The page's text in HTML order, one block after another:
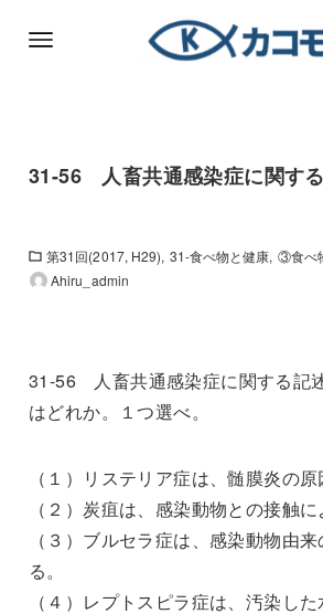
31-56 人畜共通感染症に関する
第31回(2017, H29) 31-食べ物と健康 ③食べ
Ahiru_admin
31-56 人畜共通感染症に関する記
はどれか。１つ選べ。
（１）リステリア症は、髄膜炎の原
（２）炭疽は、感染動物との接触に
（３）ブルセラ症は、感染動物由
る。
（４）レプトスピラ症は、汚染した